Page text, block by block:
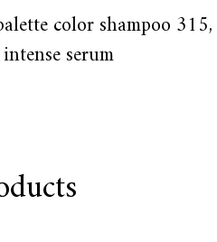
color shampoo 315,
serum